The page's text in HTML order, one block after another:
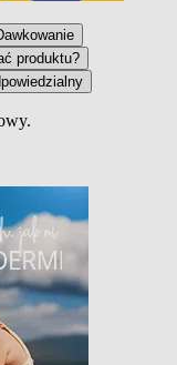
produktu?